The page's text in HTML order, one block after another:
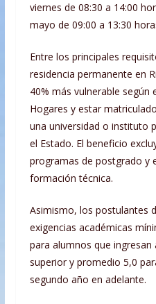
viernes de 08:30 a 14:00
mayo de 09:00 a 13:30
Entre los principales
residencia permanente en
40% más vulnerable según
Hogares y estar
una universidad o instituto
el Estado. El beneficio
programas de postgrado y
formación técnica.
Asimismo, los postulantes
exigencias académicas
para alumnos que
superior y promedio 5,0
segundo año en adelante.